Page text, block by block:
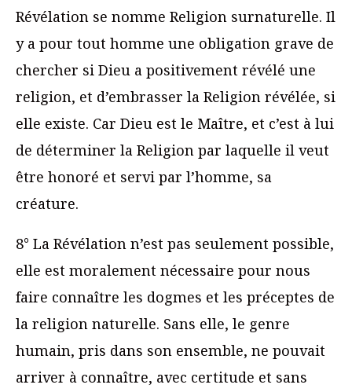
Révélation se nomme Religion surnaturelle. Il
y a pour tout homme une obligation grave de
chercher si Dieu a positivement révélé une
religion, et d’embrasser la Religion révélée, si
elle existe. Car Dieu est le Maître, et c’est à lui
de déterminer la Religion par laquelle il veut
être honoré et servi par l’homme, sa
créature.
8° La Révélation n’est pas seulement possible,
elle est moralement nécessaire pour nous
faire connaître les dogmes et les préceptes de
la religion naturelle. Sans elle, le genre
humain, pris dans son ensemble, ne pouvait
arriver à connaître, avec certitude et sans